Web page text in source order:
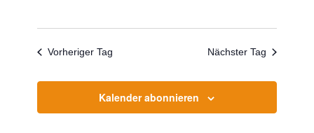
Vorheriger Tag Nächster Tag
Kalender abonnieren